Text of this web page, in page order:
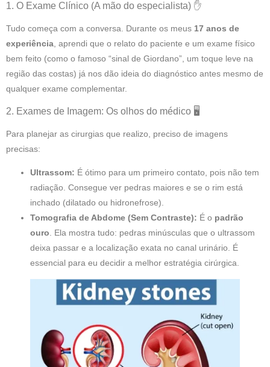
1. O Exame Clínico (A mão do especialista) ✋
Tudo começa com a conversa. Durante os meus 17 anos de
experiência , aprendi que o relato do paciente e um exame físico
bem feito (como o famoso “sinal de Giordano”, um toque leve na
região das costas) já nos dão ideia do diagnóstico antes mesmo de
qualquer exame complementar.
2. Exames de Imagem: Os olhos do médico 🖥️
Para planejar as cirurgias que realizo, preciso de imagens
precisas:
Ultrassom: É ótimo para um primeiro contato, pois não tem
radiação. Consegue ver pedras maiores e se o rim está
inchado (dilatado ou hidronefrose).
Tomografia de Abdome (Sem Contraste): É o padrão
ouro . Ela mostra tudo: pedras minúsculas que o ultrassom
deixa passar e a localização exata no canal urinário. É
essencial para eu decidir a melhor estratégia cirúrgica.